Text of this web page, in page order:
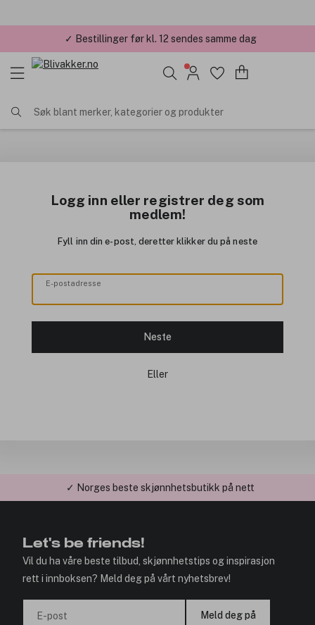
✓ Bestillinger før kl. 12 sendes samme dag
Søk blant merker, kategorier og produkter
Logg inn eller registrer deg som
medlem!
Fyll inn din e-post, deretter klikker du på neste
E-postadresse
Neste
Eller
✓ Norges beste skjønnhetsbutikk på nett
Let's be friends!
Vil du ha våre beste tilbud, skjønnhetstips og inspirasjon
rett i innboksen? Meld deg på vårt nyhetsbrev!
E-post Meld deg på